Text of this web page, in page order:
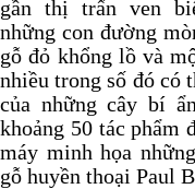
gần thị trấn ven
những con đường
gỗ đỏ khổng lồ và
nhiều trong số đó có
của những cây bí
khoảng 50 tác phẩm
máy minh họa
gỗ huyền thoại Paul